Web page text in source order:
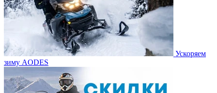
Ускоряем
зиму AODES